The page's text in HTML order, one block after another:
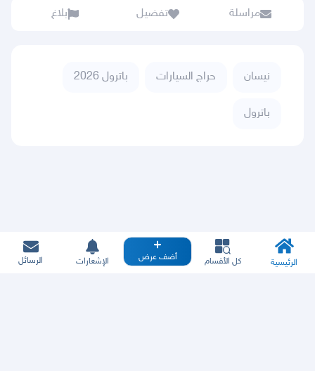
مراسلة تفضيل بلاغ
نيسان حراج السيارات باترول 2026
باترول
الرئيسية كل الأقسام أضف عرض الإشعارات الرسائل